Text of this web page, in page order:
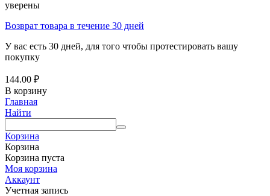
уверены
Возврат товара в течение 30 дней
У вас есть 30 дней, для того чтобы протестировать вашу
покупку
144.00 ₽
В корзину
Главная
Найти
Корзина
Корзина
Корзина пуста
Моя корзина
Аккаунт
Учетная запись